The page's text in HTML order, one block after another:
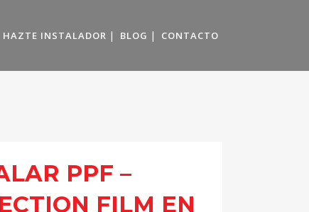
HAZTE INSTALADOR BLOG CONTACTO
PPF –
FILM EN